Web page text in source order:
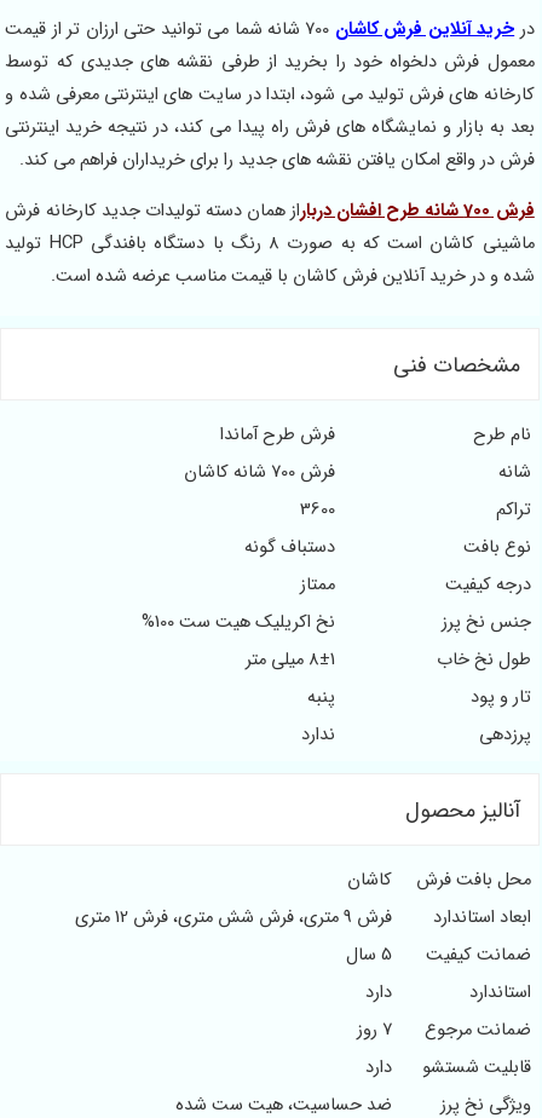
آنلاین فرش کاشان
700 شانه شما می توانید حتی ارزان تر از قیمت
دلخواه خود را بخرید از طرفی نقشه های جدیدی که توسط
های فرش تولید می شود، ابتدا در سایت های اینترنتی معرفی شده و
و نمایشگاه های فرش راه پیدا می کند، در نتیجه خرید اینترنتی
امکان یافتن نقشه های جدید را برای خریداران فراهم می کند.
از همان دسته تولیدات جدید کارخانه فرش
ماشینی کاشان است که به صورت 8 رنگ با دستگاه بافندگی HCP تولید
خرید آنلاین فرش کاشان با قیمت مناسب عرضه شده است.
فنی
فرش طرح آماندا
دستباف گونه
پرز
نخ اکریلیک هیت ست 100%
خاب
محصول
فرش
کاشان
فرش 9 متری، فرش شش متری، فرش 12 متری
کیفیت
5 سال
مرجوع
7 روز
شستشو
دارد
پرز
ضد حساسیت، هیت ست شده